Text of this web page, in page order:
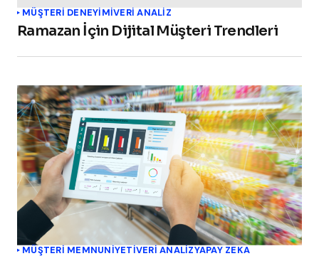
MÜŞTERI DENEYIMIVERI ANALIZ
Ramazan İçin Dijital Müşteri Trendleri
MÜŞTERI MEMNUNIYETIVERI ANALIZYAPAY ZEKA